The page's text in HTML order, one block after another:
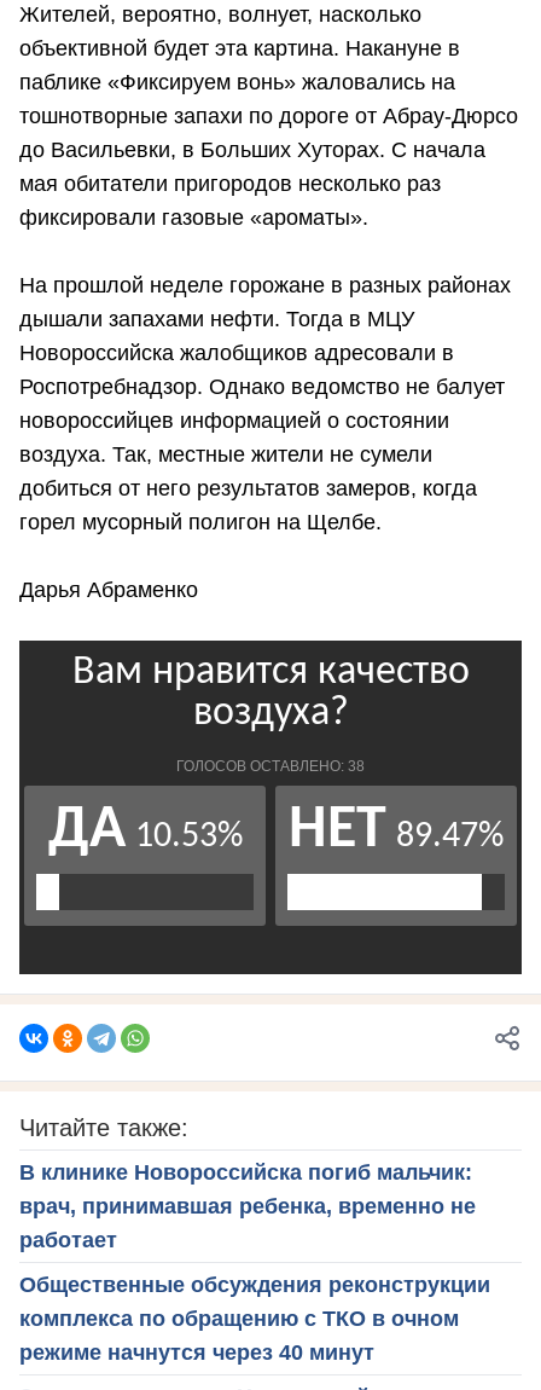
Жителей, вероятно, волнует, насколько
объективной будет эта картина. Накануне в
паблике «Фиксируем вонь» жаловались на
тошнотворные запахи по дороге от Абрау-Дюрсо
до Васильевки, в Больших Хуторах. С начала
мая обитатели пригородов несколько раз
фиксировали газовые «ароматы».
На прошлой неделе горожане в разных районах
дышали запахами нефти. Тогда в МЦУ
Новороссийска жалобщиков адресовали в
Роспотребнадзор. Однако ведомство не балует
новороссийцев информацией о состоянии
воздуха. Так, местные жители не сумели
добиться от него результатов замеров, когда
горел мусорный полигон на Щелбе.
Дарья Абраменко
Читайте также:
В клинике Новороссийска погиб мальчик:
врач, принимавшая ребенка, временно не
работает
Общественные обсуждения реконструкции
комплекса по обращению с ТКО в очном
режиме начнутся через 40 минут